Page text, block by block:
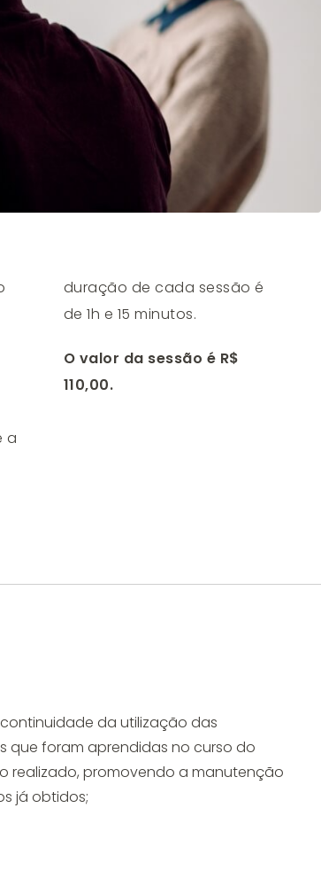
a
duração de cada sessão é
de 1h e 15 minutos.
O valor da sessão é R$
110,00.
continuidade da utilização das
que foram aprendidas no curso do
realizado, promovendo a manutenção
já obtidos;